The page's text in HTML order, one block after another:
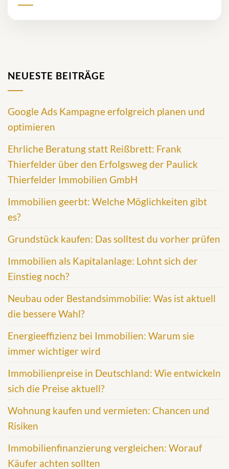
NEUESTE BEITRÄGE
Google Ads Kampagne erfolgreich planen und
optimieren
Ehrliche Beratung statt Reißbrett: Frank
Thierfelder über den Erfolgsweg der Paulick
Thierfelder Immobilien GmbH
Immobilien geerbt: Welche Möglichkeiten gibt
es?
Grundstück kaufen: Das solltest du vorher prüfen
Immobilien als Kapitalanlage: Lohnt sich der
Einstieg noch?
Neubau oder Bestandsimmobilie: Was ist aktuell
die bessere Wahl?
Energieeffizienz bei Immobilien: Warum sie
immer wichtiger wird
Immobilienpreise in Deutschland: Wie entwickeln
sich die Preise aktuell?
Wohnung kaufen und vermieten: Chancen und
Risiken
Immobilienfinanzierung vergleichen: Worauf
Käufer achten sollten